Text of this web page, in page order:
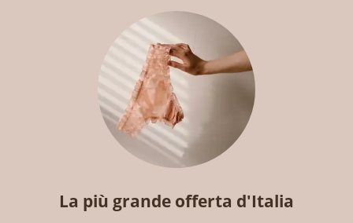
La più grande offerta d'Italia